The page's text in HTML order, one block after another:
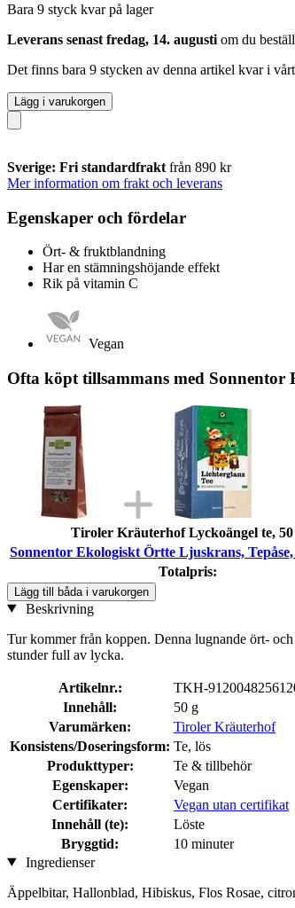
Bara 9 styck kvar på lager
Leverans senast fredag, 14. augusti om du
Det finns bara 9 stycken av denna artikel kvar i
Lägg i varukorgen
Sverige: Fri standardfrakt från 890 kr
Mer information om frakt och leverans
Egenskaper och fördelar
Ört- & fruktblandning
Har en stämningshöjande effekt
Rik på vitamin C
Vegan
Ofta köpt tillsammans med Sonnentor
Tiroler Kräuterhof Lyckoängel te, 50
Sonnentor Ekologiskt Örtte Ljuskrans, Tepåse,
Totalpris:
Lägg till båda i varukorgen
Beskrivning
Tur kommer från koppen. Denna lugnande ört-
stunder full av lycka.
Artikelnr.:
TKH-
Innehåll:
50 g
Varumärken:
Tiroler Kräuterhof
Konsistens/Doseringsform: Te, lös
Produkttyper:
Te & tillbehör
Egenskaper:
Vegan
Certifikater:
Vegan utan certifikat
Innehåll (te):
Löste
Bryggtid:
10 minuter
Ingredienser
Äppelbitar, Hallonblad, Hibiskus, Flos Rosae,